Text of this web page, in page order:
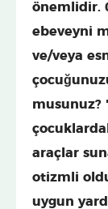
önemlidir.
ebeveyni
ve/veya
musunuz?
araçlar
otizmli
uygun